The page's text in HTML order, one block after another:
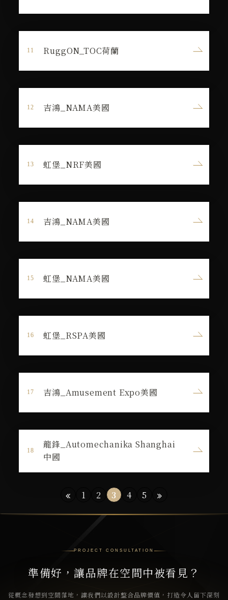
RuggON_TOC荷蘭
吉鴻_NAMA美國
虹堡_NRF美國
吉鴻_NAMA美國
虹堡_NAMA美國
虹堡_RSPA美國
吉鴻_Amusement Expo美國
龍鋒_Automechanika Shanghai
中國
1 2 3 4 5
PROJECT CONSULTATION
準備好，讓品牌在空間中被看見？
從概念發想到空間落地，讓我們以設計整合品牌價值，打造令人留下深刻